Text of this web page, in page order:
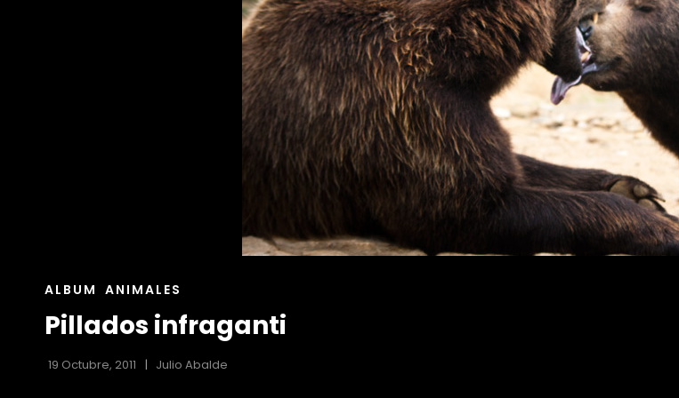
ENLACES
LAS
ALBUM ANIMALES
Pillados infraganti
19 Octubre, 2011 Julio Abalde